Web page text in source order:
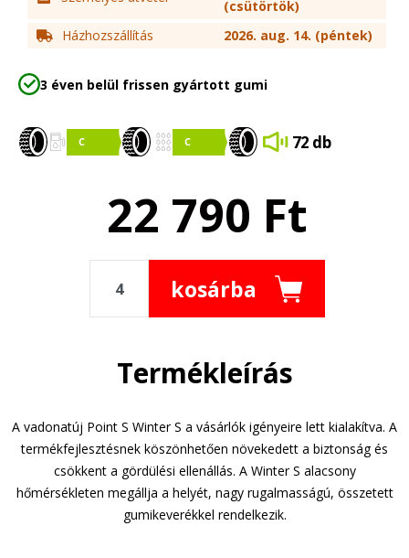
(csütörtök)
Házhozszállítás
2026. aug. 14. (péntek)
3 éven belül frissen gyártott gumi
72 db
22 790 Ft
kosárba
Termékleírás
A vadonatúj Point S Winter S a vásárlók igényeire lett kialakítva. A
termékfejlesztésnek köszönhetően növekedett a biztonság és
csökkent a gördülési ellenállás. A Winter S alacsony
hőmérsékleten megállja a helyét, nagy rugalmasságú, összetett
gumikeverékkel rendelkezik.